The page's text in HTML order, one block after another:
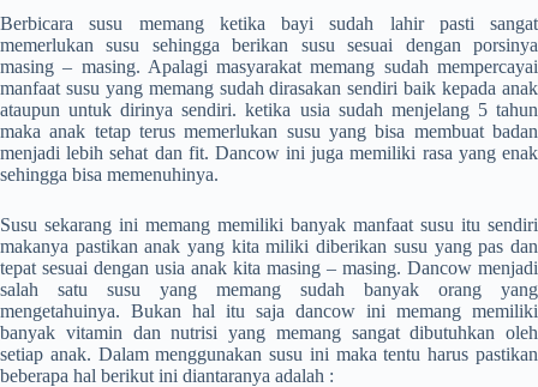
Berbicara susu memang ketika bayi sudah lahir pasti sangat
memerlukan susu sehingga berikan susu sesuai dengan porsinya
masing – masing. Apalagi masyarakat memang sudah mempercayai
manfaat susu yang memang sudah dirasakan sendiri baik kepada anak
ataupun untuk dirinya sendiri. ketika usia sudah menjelang 5 tahun
maka anak tetap terus memerlukan susu yang bisa membuat badan
menjadi lebih sehat dan fit. Dancow ini juga memiliki rasa yang enak
sehingga bisa memenuhinya.
Susu sekarang ini memang memiliki banyak manfaat susu itu sendiri
makanya pastikan anak yang kita miliki diberikan susu yang pas dan
tepat sesuai dengan usia anak kita masing – masing. Dancow menjadi
salah satu susu yang memang sudah banyak orang yang
mengetahuinya. Bukan hal itu saja dancow ini memang memiliki
banyak vitamin dan nutrisi yang memang sangat dibutuhkan oleh
setiap anak. Dalam menggunakan susu ini maka tentu harus pastikan
beberapa hal berikut ini diantaranya adalah :